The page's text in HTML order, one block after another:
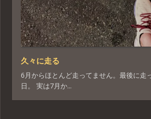
久々に走る
6月からほとんど走ってません。最後に走
日。 実は7月か...